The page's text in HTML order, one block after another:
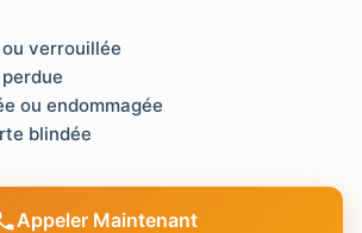
verrouillée
ou endommagée
blindée
Appeler Maintenant